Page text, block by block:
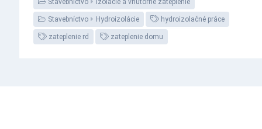
Stavebníctvo Izolácie a vnútorné zateplenie
Stavebníctvo Hydroizolácie hydroizolačné práce
zateplenie rd zateplenie domu